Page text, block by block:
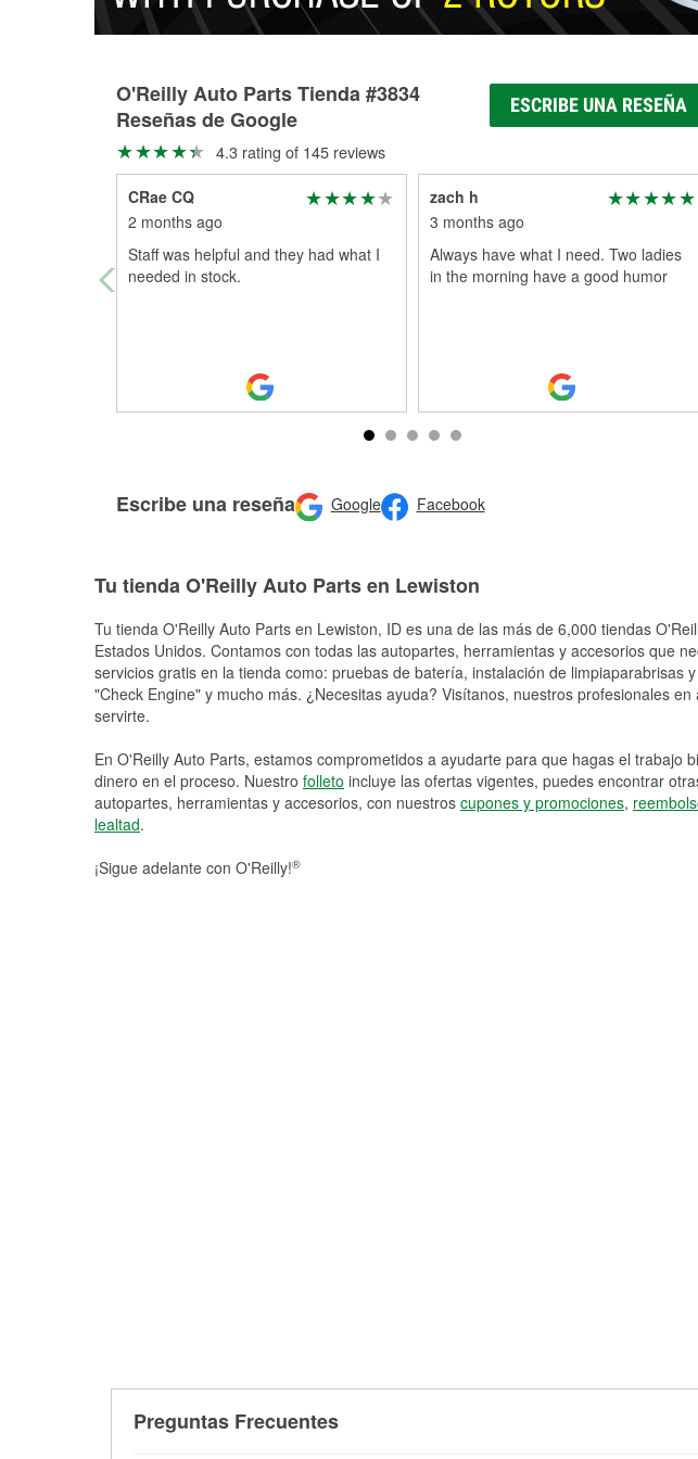
O'Reilly Auto Parts Tienda #3834
Reseñas de Google
ESCRIBE UNA RESEÑA
4.3 rating of 145 reviews
CRae CQ
2 months ago
Staff was helpful and they had what I
needed in stock.
zach h
3 months ago
Always have what I need. Two ladies
in the morning have a good humor
Escribe una reseña Google Facebook
Tu tienda O'Reilly Auto Parts en Lewiston
Tu tienda O'Reilly Auto Parts en Lewiston, ID es una de las más de 6,000 tiendas
Estados Unidos. Contamos con todas las autopartes, herramientas y accesorios que
servicios gratis en la tienda como: pruebas de batería, instalación de limpiaparabrisas
"Check Engine" y mucho más. ¿Necesitas ayuda? Visítanos, nuestros profesionales
servirte.
En O'Reilly Auto Parts, estamos comprometidos a ayudarte para que hagas el trabajo
dinero en el proceso. Nuestro folleto incluye las ofertas vigentes, puedes encontrar
autopartes, herramientas y accesorios, con nuestros cupones y promociones,
lealtad.
¡Sigue adelante con O'Reilly!®
Preguntas Frecuentes